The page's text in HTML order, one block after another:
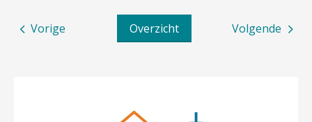
Volgende
Overzicht
Vorige